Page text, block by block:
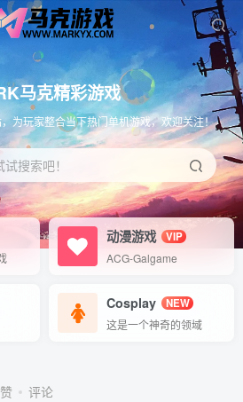
马克精彩游戏
为玩家整合当下热门单机游戏，欢迎关注！
搜索吧！
动漫游戏
VIP
ACG-Galgame
Cosplay
NEW
这是一个神奇的领域
评论